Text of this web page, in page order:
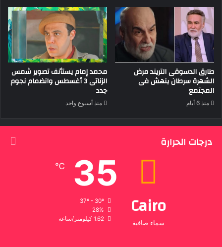
طارق الدسوقى التريند مرض
الشهرة سرطان ينهش فى
المجتمع
منذ 6 أيام
محمد إمام يستأنف تصوير شمس
الزناتى 3 أغسطس وانضمام نجوم
جدد
منذ أسبوع واحد
درجات الحرارة
Cairo
سماء صافية
35
℃
28%
1.62 كيلومتر/ساعة